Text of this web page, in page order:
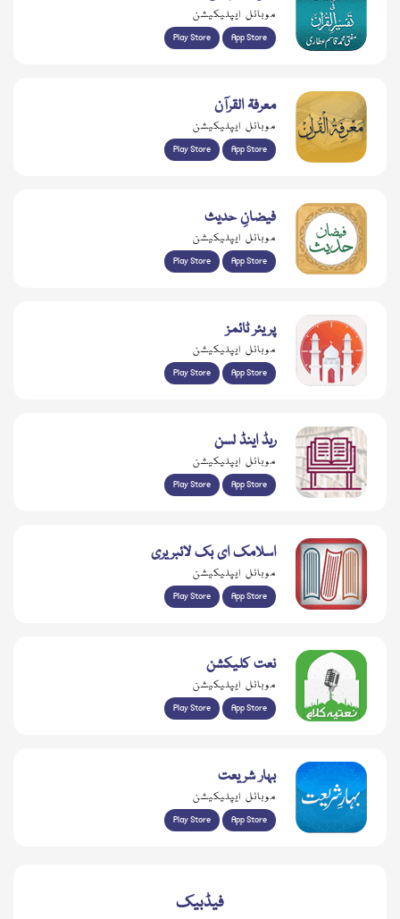
موبائل ایپلیکیشن
Play Store App Store
معرفۃ القرآن
موبائل ایپلیکیشن
Play Store App Store
فیضانِ حدیث
موبائل ایپلیکیشن
Play Store App Store
پریئر ٹائمز
موبائل ایپلیکیشن
Play Store App Store
ریڈ اینڈ لسن
موبائل ایپلیکیشن
Play Store App Store
اسلامک ای بک لائبریری
موبائل ایپلیکیشن
Play Store App Store
نعت کلیکشن
موبائل ایپلیکیشن
Play Store App Store
بہار شریعت
موبائل ایپلیکیشن
Play Store App Store
فیڈبیک